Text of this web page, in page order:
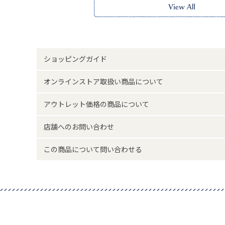
ショッピングガイド
オンラインストア取扱い商品について
アウトレット価格の商品について
店舗へのお問い合わせ
この商品について問い合わせる